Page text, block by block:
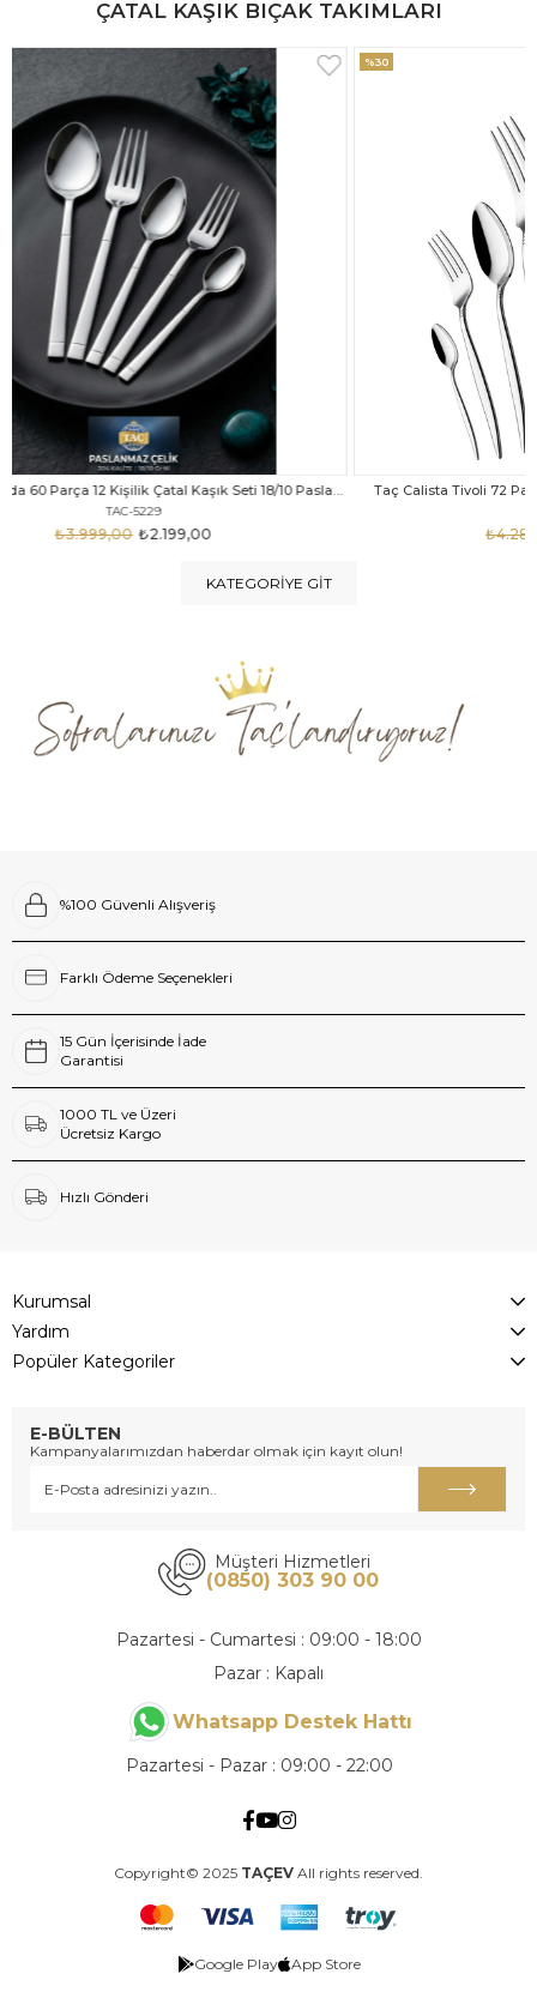
ÇATAL KAŞIK BIÇAK TAKIMLARI
Taç Felina Nida 60 Parça 12 Kişilik Çatal Kaşık Seti 18/10 Paslanmaz Çelik Taç Calista Tivoli 72 Parça 12 Kişilik Çatal Kaşık Bıçak Seti
₺4.289,00
Taç
KATEGORIYE GIT
%100 Güvenli Alışveriş
Farklı Ödeme Seçenekleri
15 Gün İçerisinde İade
Garantisi
1000 TL ve Üzeri
Ücretsiz Kargo
Hızlı Gönderi
Kurumsal
Yardım
Popüler Kategoriler
E-BÜLTEN
Kampanyalarımızdan haberdar olmak için kayıt olun!
Müşteri Hizmetleri
(0850) 303 90 00
Pazartesi - Cumartesi : 09:00 - 18:00
Pazar : Kapalı
Whatsapp Destek Hattı
Pazartesi - Pazar : 09:00 - 22:00
Copyright© 2025 TAÇEV All rights reserved.
Google Play App Store